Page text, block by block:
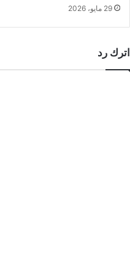
29 مايو، 2026
اترك رد